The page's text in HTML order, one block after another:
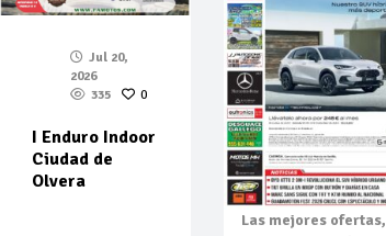
Jul 20,
2026
335
0
I Enduro Indoor
Ciudad de
Olvera
Las mejores ofertas,